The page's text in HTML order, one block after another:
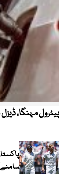
پیٹرول مہنگا،
سامنے